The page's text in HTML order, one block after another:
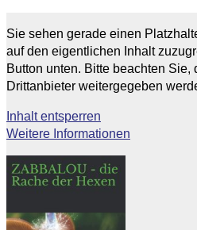
Sie sehen gerade einen
auf den eigentlichen Inhalt
Button unten. Bitte beachten Sie,
Drittanbieter weitergegeben
Inhalt entsperren
Weitere Informationen